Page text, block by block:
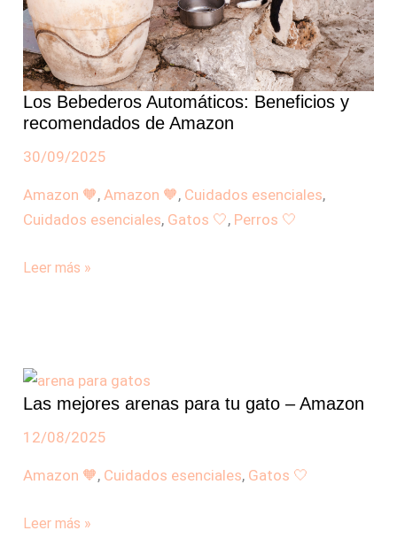
Los Bebederos Automáticos: Beneficios y
recomendados de Amazon
30/09/2025
Amazon 🧡,Amazon 🧡, Cuidados esenciales,
Cuidados esenciales, Gatos 🤍, Perros 🤍
Amazon
Leer más »
Las mejores arenas para tu gato – Amazon
12/08/2025
Amazon 🧡, Cuidados esenciales, Gatos 🤍
mejores
arenas
para
gato
Amazon
Leer más »